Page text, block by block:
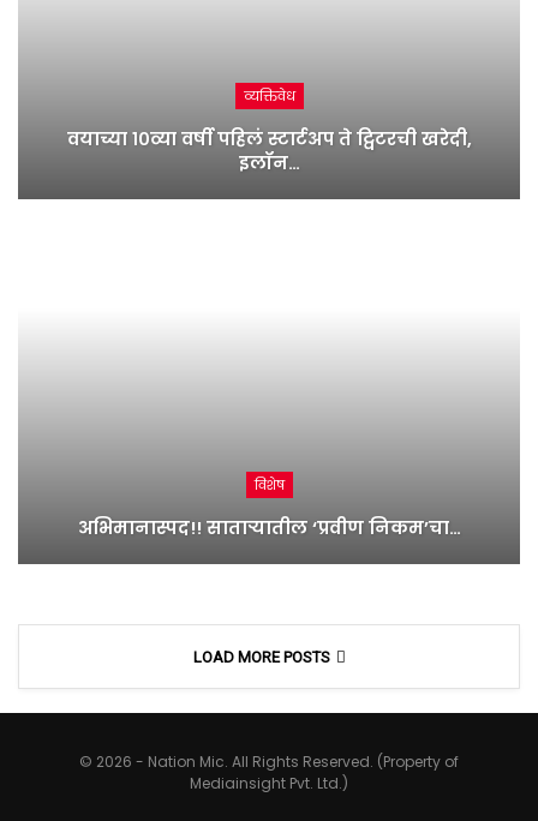
व्यक्तिवेध
वयाच्या १०व्या वर्षी पहिलं स्टार्टअप ते ट्विटरची खरेदी,
इलॉन…
विशेष
अभिमानास्पद!! साताऱ्यातील ‘प्रवीण निकम’चा…
LOAD MORE POSTS
© 2026 - Nation Mic. All Rights Reserved. (Property of
Mediainsight Pvt. Ltd.)